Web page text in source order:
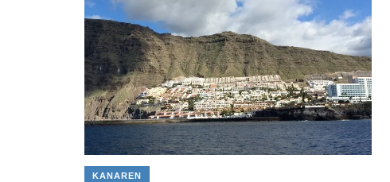
KANAREN